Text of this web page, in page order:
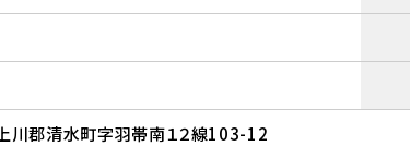
上川郡清水町字羽帯南１２線103-12